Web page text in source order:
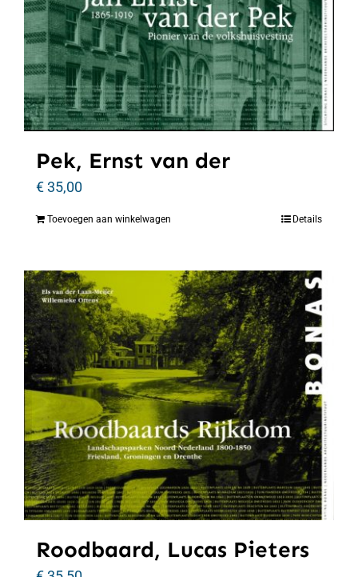
Pek, Ernst van der
€35,00
Toevoegen aan winkelwagen Details
Roodbaard, Lucas Pieters